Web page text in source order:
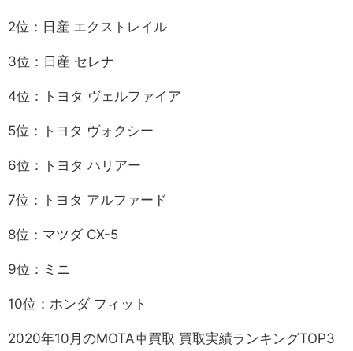
2位：日産 エクストレイル
3位：日産 セレナ
4位：トヨタ ヴェルファイア
5位：トヨタ ヴォクシー
6位：トヨタ ハリアー
7位：トヨタ アルファード
8位：マツダ CX-5
9位：ミニ
10位：ホンダ フィット
2020年10月のMOTA車買取 買取実績ランキングTOP3